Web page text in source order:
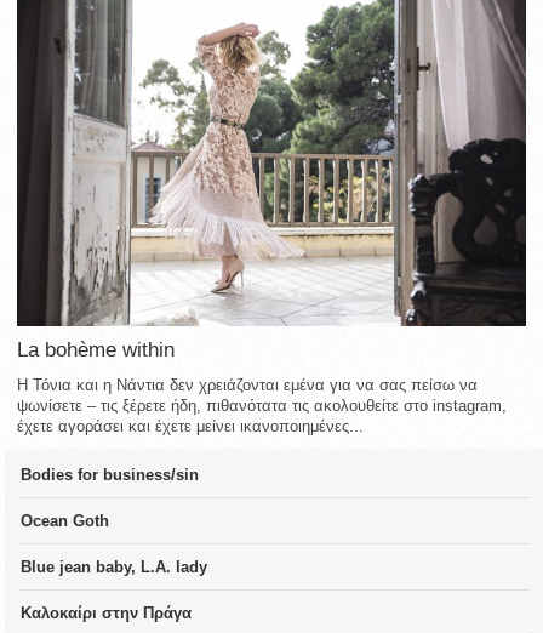
La bohème within
Η Τόνια και η Νάντια δεν χρειάζονται εμένα για να σας πείσω να
ψωνίσετε – τις ξέρετε ήδη, πιθανότατα τις ακολουθείτε στο instagram,
έχετε αγοράσει και έχετε μείνει ικανοποιημένες...
Bodies for business/sin
Ocean Goth
Blue jean baby, L.A. lady
Καλοκαίρι στην Πράγα